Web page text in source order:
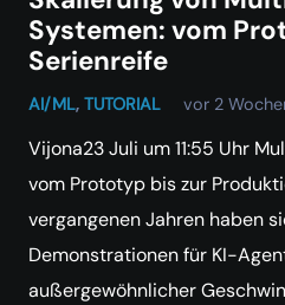
Systemen: vom
Serienreife
AI/ML, TUTORIAL vor 2
Vijona23 Juli um 11:55 Uhr
vom Prototyp bis zur
vergangenen Jahren haben
Demonstrationen für KI-
außergewöhnlicher